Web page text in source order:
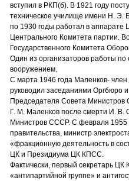
вступил в РКП(б). В 1921 году
техническое училище имени Н. Э.
по 1930 годы работал в аппарате
Центрального Комитета партии.
Государственного Комитета
Один из организаторов работы
вооружением.
С марта 1946 года Маленков-
руководил заседаниями Оргбюро
Председателя Совета Министров
Г. М. Маленков после смерти И. В.
Министров СССР. С февраля 1955
правительства, министр
«фракционную деятельность в
ЦК и Президиума ЦК КПСС.
Фактически, первый секретарь
«антипартийной группе» и